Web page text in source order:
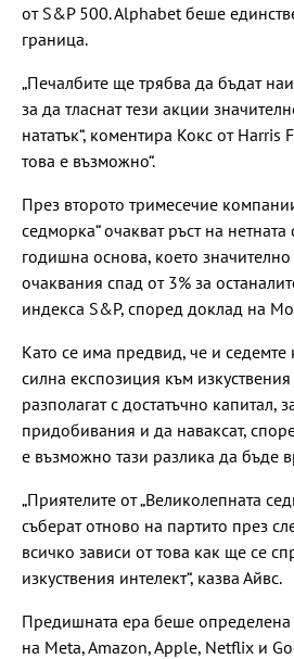
от S&P 500. Alphabet беше
граница.
„Печалбите ще трябва да бъдат
за да тласнат тези акции
нататък“, коментира Кокс от Harris
това е възможно“.
През второто тримесечие
седморка“ очакват ръст на
годишна основа, което
очаквания спад от 3% за
индекса S&P, според доклад на
Като се има предвид, че и седемте
силна експозиция към изкуствения
разполагат с достатъчно капитал,
придобивания и да наваксат,
е възможно тази разлика да бъде
„Приятелите от „Великолепната
съберат отново на партито през
всичко зависи от това как ще се
изкуствения интелект“, казва Айвс.
Предишната ера беше определена
на Meta, Amazon, Apple, Netflix и